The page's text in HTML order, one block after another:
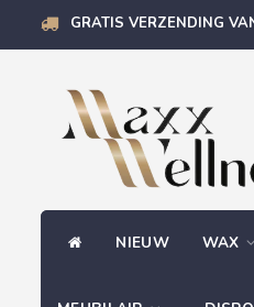
GRATIS VERZENDING
NIEUW WAX